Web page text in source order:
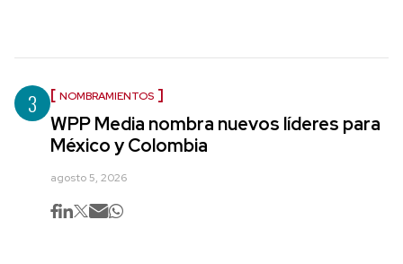
3 NOMBRAMIENTOS
WPP Media nombra nuevos líderes para
México y Colombia
agosto 5, 2026